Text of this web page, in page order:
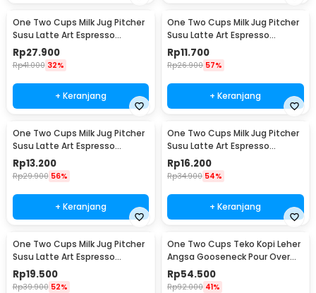
One Two Cups Milk Jug Pitcher
Susu Latte Art Espresso
Stainless Steel 200ml - J068
Rp27.900
Rp41.000 32%
+ Keranjang
One Two Cups Milk Jug Pitcher
Susu Latte Art Espresso
Stainless Steel 1oz - S06HG
Rp11.700
Rp26.900 57%
+ Keranjang
One Two Cups Milk Jug Pitcher
Susu Latte Art Espresso
Stainless Steel 1.5oz - S06HG
Rp13.200
Rp29.900 56%
+ Keranjang
One Two Cups Milk Jug Pitcher
Susu Latte Art Espresso
Stainless Steel 3oz - S06HG
Rp16.200
Rp34.900 54%
+ Keranjang
One Two Cups Milk Jug Pitcher
Susu Latte Art Espresso
Stainless Steel 5oz - S06HG
Rp19.500
Rp39.900 52%
One Two Cups Teko Kopi Leher
Angsa Gooseneck Pour Over
Drip Kettle 250ml - AA049
Rp54.500
Rp92.000 41%